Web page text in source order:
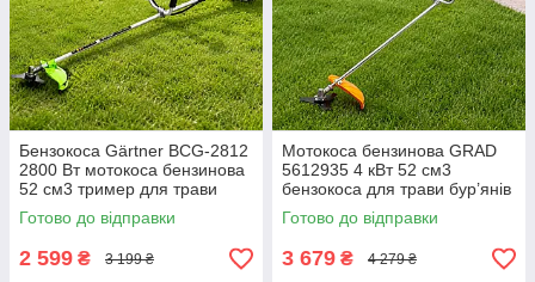
Бензокоса Gärtner BCG-2812
2800 Вт мотокоса бензинова
52 см3 тример для трави
бур’янів саду ділянки
Готово до відправки
2 599 ₴ 3 199 ₴
Мотокоса бензинова GRAD
5612935 4 кВт 52 см3
бензокоса для трави бур’янів
саду дачі ділянки
Готово до відправки
3 679 ₴ 4 279 ₴